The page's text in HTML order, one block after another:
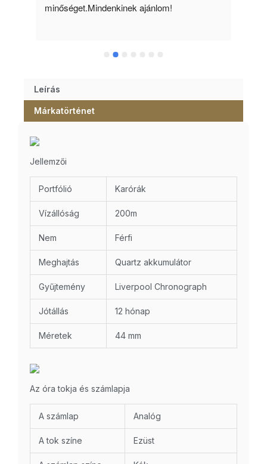
minőséget.Mindenkinek ajánlom!
Leírás
Márkatörténet
Jellemzői
Portfólió Karórák
Vízállóság 200m
Nem Férfi
Meghajtás Quartz akkumulátor
Gyűjtemény Liverpool Chronograph
Jótállás 12 hónap
Méretek 44 mm
Az óra tokja és számlapja
A számlap Analóg
A tok színe Ezüst